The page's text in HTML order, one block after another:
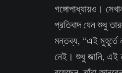
গঙ্গোপাধ্যায়ও।
প্রতিবাদ যেন শুধু
মন্তব্য, “এই মুহূর্তে
নেই। শুধু জানি, এই